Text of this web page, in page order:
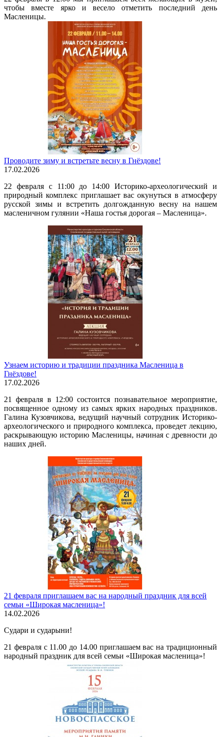
чтобы вместе ярко и весело отметить последний день
Масленицы.
Проводите зиму и встретьте весну в Гнёздове!
17.02.2026
22 февраля с 11:00 до 14:00 Историко-археологический и
природный комплекс приглашает вас окунуться в атмосферу
русской зимы и встретить долгожданную весну на нашем
масленичном гулянии «Наша гостья дорогая – Масленица».
Узнаем историю и традиции праздника Масленица в
Гнёздове!
17.02.2026
21 февраля в 12:00 состоится познавательное мероприятие,
посвященное одному из самых ярких народных праздников.
Галина Кузовчикова, ведущий научный сотрудник Историко-
археологического и природного комплекса, проведет лекцию,
раскрывающую историю Масленицы, начиная с древности до
наших дней.
21 февраля приглашаем вас на народный праздник для всей
семьи «Широкая масленица»!
14.02.2026
Судари и сударыни!
21 февраля с 11.00 до 14.00 приглашаем вас на традиционный
народный праздник для всей семьи «Широкая масленица»!